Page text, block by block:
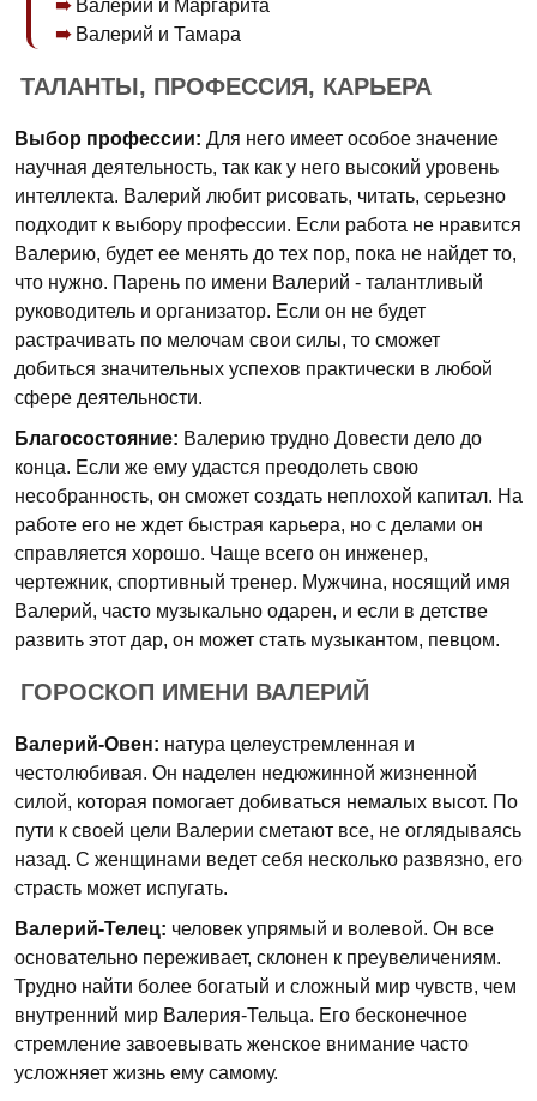
Валерий и Маргарита
Валерий и Тамара
ТАЛАНТЫ, ПРОФЕССИЯ, КАРЬЕРА
Выбор профессии: Для него имеет особое значение
научная деятельность, так как у него высокий уровень
интеллекта. Валерий любит рисовать, читать, серьезно
подходит к выбору профессии. Если работа не нравится
Валерию, будет ее менять до тех пор, пока не найдет то,
что нужно. Парень по имени Валерий - талантливый
руководитель и организатор. Если он не будет
растрачивать по мелочам свои силы, то сможет
добиться значительных успехов практически в любой
сфере деятельности.
Благосостояние: Валерию трудно Довести дело до
конца. Если же ему удастся преодолеть свою
несобранность, он сможет создать неплохой капитал. На
работе его не ждет быстрая карьера, но с делами он
справляется хорошо. Чаще всего он инженер,
чертежник, спортивный тренер. Мужчина, носящий имя
Валерий, часто музыкально одарен, и если в детстве
развить этот дар, он может стать музыкантом, певцом.
ГОРОСКОП ИМЕНИ ВАЛЕРИЙ
Валерий-Овен: натура целеустремленная и
честолюбивая. Он наделен недюжинной жизненной
силой, которая помогает добиваться немалых высот. По
пути к своей цели Валерии сметают все, не оглядываясь
назад. С женщинами ведет себя несколько развязно, его
страсть может испугать.
Валерий-Телец: человек упрямый и волевой. Он все
основательно переживает, склонен к преувеличениям.
Трудно найти более богатый и сложный мир чувств, чем
внутренний мир Валерия-Тельца. Его бесконечное
стремление завоевывать женское внимание часто
усложняет жизнь ему самому.